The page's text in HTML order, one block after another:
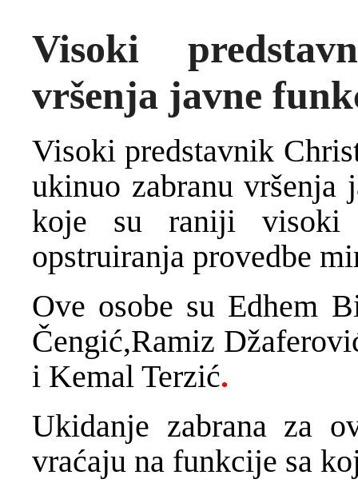
Visoki
vršenja javne
Visoki predstavnik
ukinuo zabranu vršenja
koje su raniji visoki
opstruiranja provedbe
Ove osobe su Edhem
Čengić,Ramiz
i Kemal Terzić.
Ukidanje zabrana za
vraćaju na funkcije sa